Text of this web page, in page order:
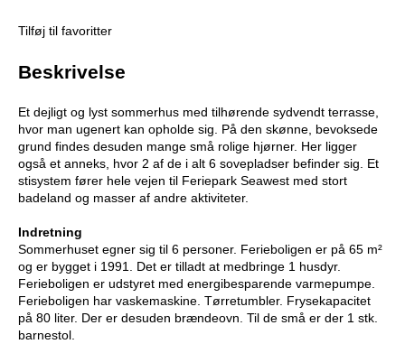
Tilføj til favoritter
Beskrivelse
Et dejligt og lyst sommerhus med tilhørende sydvendt terrasse,
hvor man ugenert kan opholde sig. På den skønne, bevoksede
grund findes desuden mange små rolige hjørner. Her ligger
også et anneks, hvor 2 af de i alt 6 sovepladser befinder sig. Et
stisystem fører hele vejen til Feriepark Seawest med stort
badeland og masser af andre aktiviteter.
Indretning
Sommerhuset egner sig til 6 personer. Ferieboligen er på 65 m²
og er bygget i 1991. Det er tilladt at medbringe 1 husdyr.
Ferieboligen er udstyret med energibesparende varmepumpe.
Ferieboligen har vaskemaskine. Tørretumbler. Frysekapacitet
på 80 liter. Der er desuden brændeovn. Til de små er der 1 stk.
barnestol.